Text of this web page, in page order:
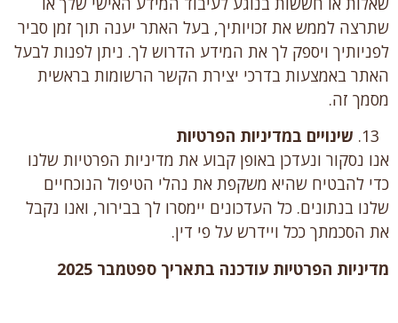
שתרצה לממש את זכויותיך, בעל האתר יענה תוך זמן סביר
לפניותיך ויספק לך את המידע הדרוש לך. ניתן לפנות לבעל
האתר באמצעות בדרכי יצירת הקשר הרשומות בראשית
מסמך זה.
שינויים במדיניות הפרטיות
אנו נסקור ונעדכן באופן קבוע את מדיניות הפרטיות שלנו
כדי להבטיח שהיא משקפת את נהלי הטיפול הנוכחיים
שלנו בנתונים. כל העדכונים יימסרו לך בבירור, ואנו נקבל
את הסכמתך ככל ויידרש על פי דין.
מדיניות הפרטיות עודכנה בתאריך ספטמבר 2025